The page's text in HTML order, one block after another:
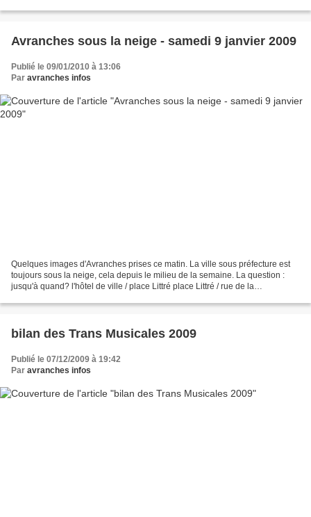
Avranches sous la neige - samedi 9 janvier 2009
Publié le 09/01/2010 à 13:06
Par avranches infos
Quelques images d'Avranches prises ce matin. La ville sous préfecture est
toujours sous la neige, cela depuis le milieu de la semaine. La question :
jusqu'à quand? l'hôtel de ville / place Littré place Littré / rue de la
bilan des Trans Musicales 2009
Publié le 07/12/2009 à 19:42
Par avranches infos